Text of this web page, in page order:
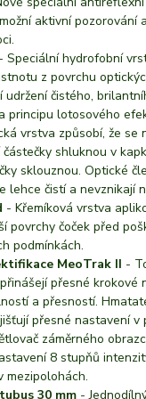
aktivní pozorování
- Speciální hydrofobní
z povrchu
udržení čistého,
principu lotosového
vrstva způsobí, že se
shluknou v
sklouznou. Optické
lehce čistí a nevznikají
- Křemíková vrstva
povrchy čoček před
podmínkách.
MeoTrak II -
přesné krokové
a přesností.
přesné nastavení v
záměrného
8 stupňů
mezipolohách.
30 mm -